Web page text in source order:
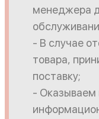
менеджера
- В случае
товара,
поставку;
-